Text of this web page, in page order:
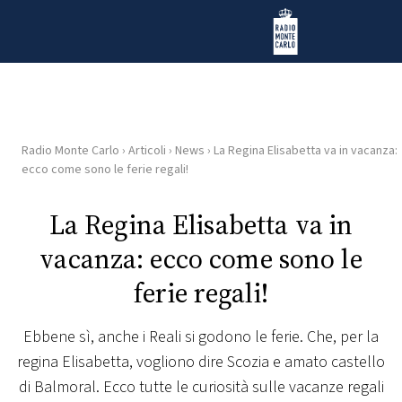
Radio Monte Carlo
HOME
RADIO
WEB
PLAYLIST
NEWS
Radio Monte Carlo › Articoli › News › La Regina Elisabetta va in vacanza:
ecco come sono le ferie regali!
La Regina Elisabetta va in
vacanza: ecco come sono le
ferie regali!
Ebbene sì, anche i Reali si godono le ferie. Che, per la
regina Elisabetta, vogliono dire Scozia e amato castello
di Balmoral. Ecco tutte le curiosità sulle vacanze regali